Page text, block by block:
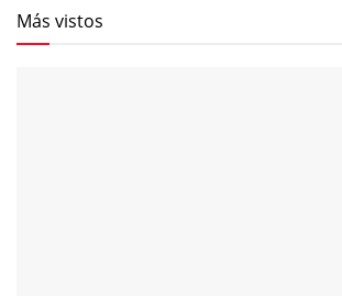
Más vistos